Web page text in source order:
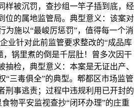
样被沉罚，查抄组一竿子插到底，经
位的属地监管局。典型意义：该案对
为施以“最峻厉惩罚”，值得每一个消
业针对此前监管要求整改的“成品库
，锅里煮的倒是千层肚！曾多次因干
抽检，典型意义：本案是无证出产、
“三毒俱全”的典型。郫都区市场监管
刑事逃责；过程中违规利用已开封的
物平安监视查抄“闭环办理”的庄重